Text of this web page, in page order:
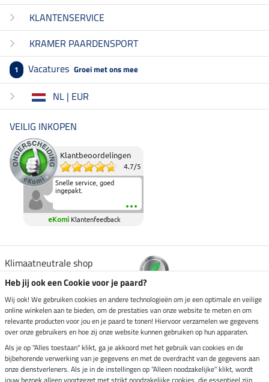
KLANTENSERVICE
KRAMER PAARDENSPORT
1 Vacatures Groei met ons mee
NL | EUR
VEILIG INKOPEN
Klantbeoordelingen
4.7/5
Snelle service, goed
ingepakt.
eKomi Klantenfeedback
Klimaatneutrale shop
Verzending per
Veilig betalen met
Heb jij ook een Cookie voor je paard?
Wij ook! We gebruiken cookies en andere technologieën om je een optimale en veilige
online winkelen aan te bieden, om de prestaties van onze website te meten en om
relevante producten voor jou en je paard te tonen! Hiervoor verzamelen we gegevens
over onze gebruikers en hoe zij onze website kunnen gebruiken op hun apparaten.
Als je op "Alles toestaan" klikt, ga je akkoord met het gebruik van cookies en de
bijbehorende verwerking van je gegevens en met de overdracht van de gegevens aan
onze dienstverleners. Als je in de instellingen op "Alleen noodzakelijke" klikt, wordt